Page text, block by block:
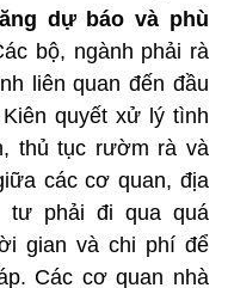
dự báo và phù
bộ, ngành phải rà
liên quan đến đầu
quyết xử lý tình
thủ tục rườm rà và
các cơ quan, địa
tư phải đi qua quá
gian và chi phí để
Các cơ quan nhà